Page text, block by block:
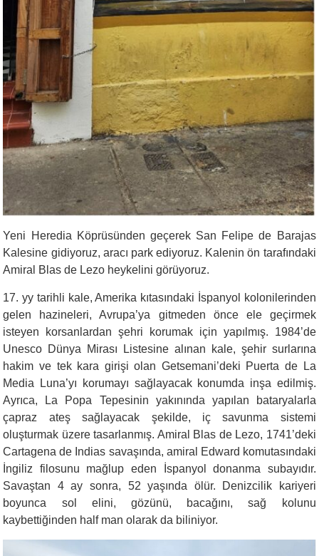
Yeni Heredia Köprüsünden geçerek San Felipe de Barajas
Kalesine gidiyoruz, aracı park ediyoruz. Kalenin ön tarafındaki
Amiral Blas de Lezo heykelini görüyoruz.
17. yy tarihli kale, Amerika kıtasındaki İspanyol kolonilerinden
gelen hazineleri, Avrupa’ya gitmeden önce ele geçirmek
isteyen korsanlardan şehri korumak için yapılmış. 1984’de
Unesco Dünya Mirası Listesine alınan kale, şehir surlarına
hakim ve tek kara girişi olan Getsemani’deki Puerta de La
Media Luna’yı korumayı sağlayacak konumda inşa edilmiş.
Ayrıca, La Popa Tepesinin yakınında yapılan bataryalarla
çapraz ateş sağlayacak şekilde, iç savunma sistemi
oluşturmak üzere tasarlanmış. Amiral Blas de Lezo, 1741’deki
Cartagena de Indias savaşında, amiral Edward komutasındaki
İngiliz filosunu mağlup eden İspanyol donanma subayıdır.
Savaştan 4 ay sonra, 52 yaşında ölür. Denizcilik kariyeri
boyunca sol elini, gözünü, bacağını, sağ kolunu
kaybettiğinden half man olarak da biliniyor.